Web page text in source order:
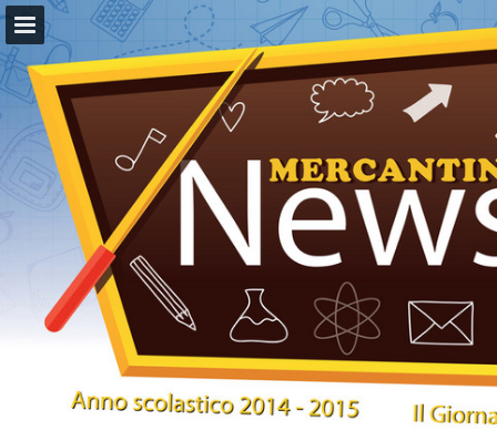
Panoramica pagine
Scarica il PDF
Segnala la pubblicazione
Offerto da Publitas